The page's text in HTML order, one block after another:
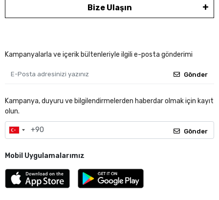
Bize Ulaşın
Kampanyalarla ve içerik bültenleriyle ilgili e-posta gönderimi
Gönder
Kampanya, duyuru ve bilgilendirmelerden haberdar olmak için kayıt
olun.
Gönder
Mobil Uygulamalarımız